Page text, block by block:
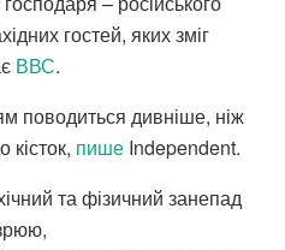
гостей, яких зміг
ВВС.
поводиться дивніше, ніж
кісток, пише Independent.
та фізичний занепад